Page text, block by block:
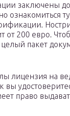
заключены
от 200 евро.
пакет
лицензия на
право